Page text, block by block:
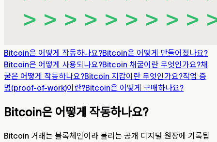
Bitcoin은 어떻게 작동하나요?Bitcoin은 어떻게 만들어졌나요?
Bitcoin은 어떻게 사용되나요?Bitcoin 채굴이란 무엇인가요?채
굴은 어떻게 작동하나요?Bitcoin 지갑이란 무엇인가요?작업 증
명(proof-of-work)이란?Bitcoin은 어떻게 구매하나요?
Bitcoin은 어떻게 작동하나요?
Bitcoin 거래는 블록체인이라 불리는 공개 디지털 원장에 기록됩